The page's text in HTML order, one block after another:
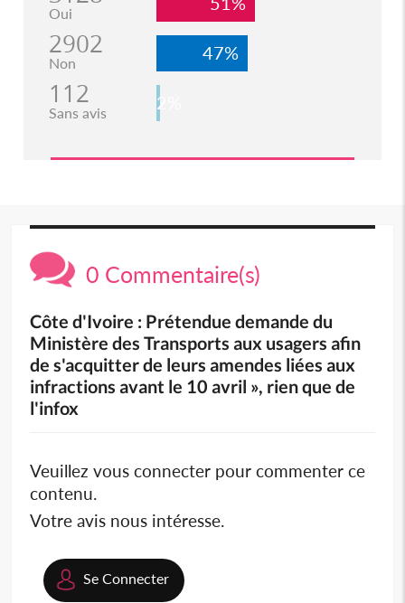
Oui
2902
Non 47%
112
Sans avis 2%
0 Commentaire(s)
Côte d'Ivoire : Prétendue demande du
Ministère des Transports aux usagers afin
de s'acquitter de leurs amendes liées aux
infractions avant le 10 avril », rien que de
l'infox
Veuillez vous connecter pour commenter ce
contenu.
Votre avis nous intéresse.
Se Connecter